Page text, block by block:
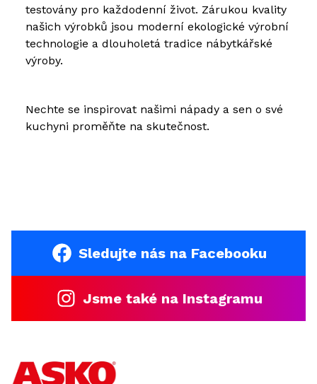
testovány pro každodenní život. Zárukou kvality
našich výrobků jsou moderní ekologické výrobní
technologie a dlouholetá tradice nábytkářské
výroby.
Nechte se inspirovat našimi nápady a sen o své
kuchyni proměňte na skutečnost.
Sledujte nás na Facebooku
Jsme také na Instagramu